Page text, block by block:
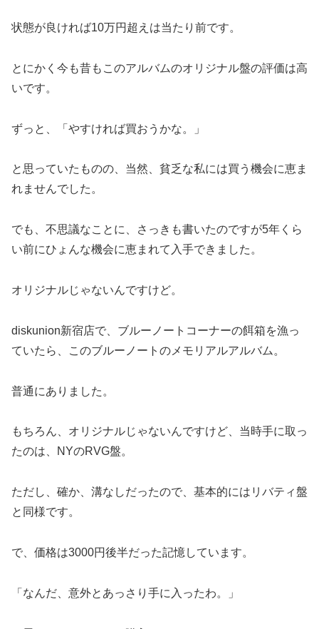
状態が良ければ10万円超えは当たり前です。
とにかく今も昔もこのアルバムのオリジナル盤の評価は高
いです。
ずっと、「やすければ買おうかな。」
と思っていたものの、当然、貧乏な私には買う機会に恵ま
れませんでした。
でも、不思議なことに、さっきも書いたのですが5年くら
い前にひょんな機会に恵まれて入手できました。
オリジナルじゃないんですけど。
diskunion新宿店で、ブルーノートコーナーの餌箱を漁っ
ていたら、このブルーノートのメモリアルアルバム。
普通にありました。
もちろん、オリジナルじゃないんですけど、当時手に取っ
たのは、NYのRVG盤。
ただし、確か、溝なしだったので、基本的にはリバティ盤
と同様です。
で、価格は3000円後半だった記憶しています。
「なんだ、意外とあっさり手に入ったわ。」